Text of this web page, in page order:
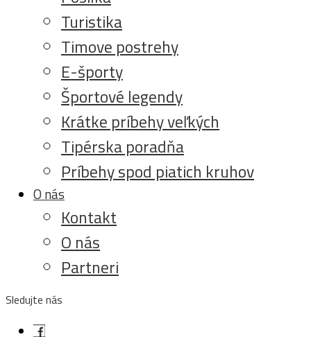
Turistika
Timove postrehy
E-športy
Športové legendy
Krátke príbehy veľkých
Tipérska poradňa
Príbehy spod piatich kruhov
O nás
Kontakt
O nás
Partneri
Sledujte nás